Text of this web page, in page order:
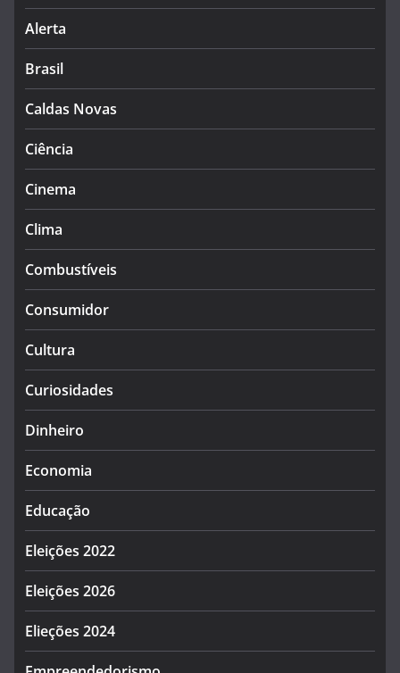
Alerta
Brasil
Caldas Novas
Ciência
Cinema
Clima
Combustíveis
Consumidor
Cultura
Curiosidades
Dinheiro
Economia
Educação
Eleições 2022
Eleições 2026
Elieções 2024